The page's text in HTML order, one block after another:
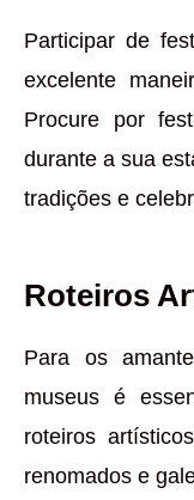
Participar de
excelente
Procure por
durante a sua
tradições e
Roteiros
Para os
museus é
roteiros
renomados e